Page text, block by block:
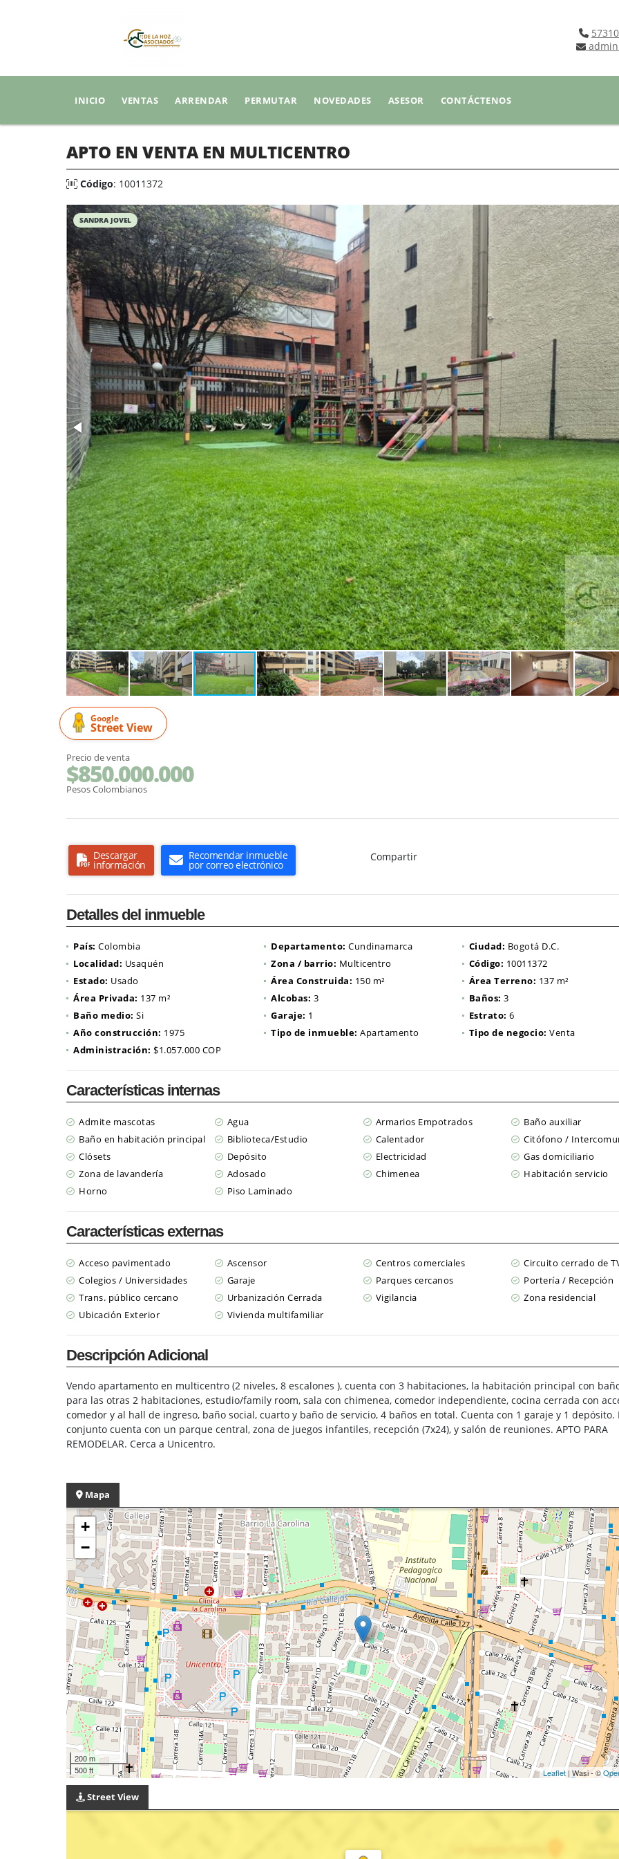
INICIO VENTAS ARRENDAR PERMUTAR NOVEDADES ASESOR CONTÁCTENOS
APTO EN VENTA EN MULTICENTRO
Código: 10011372
SANDRA JOVEL
Google
Street View
Precio de venta
$850.000.000
Pesos Colombianos
Descargar
información
Recomendar inmueble
por correo electrónico
Compartir
Detalles del inmueble
País: Colombia Departamento: Cundinamarca Ciudad: Bogotá D.C.
Localidad: Usaquén Zona / barrio: Multicentro Código: 10011372
Estado: Usado Área Construida: 150 m² Área Terreno: 137 m²
Área Privada: 137 m² Alcobas: 3 Baños: 3
Baño medio: Si Garaje: 1 Estrato: 6
Año construcción: 1975 Tipo de inmueble: Apartamento Tipo de negocio: Venta
Administración: $1.057.000 COP
Características internas
Admite mascotas Agua Armarios Empotrados
Baño auxiliar
Baño en habitación principal
Biblioteca/Estudio Calentador
Citófono /
Clósets
Depósito Electricidad
Gas domiciliario
Zona de lavandería
Adosado Chimenea
Habitación servicio
Horno
Piso Laminado
Características externas
Acceso pavimentado Ascensor Centros comerciales
Circuito cerrado de
Colegios / Universidades
Garaje Parques cercanos
Portería / Recepción
Trans. público cercano
Urbanización Cerrada Vigilancia
Zona residencial
Ubicación Exterior
Vivienda multifamiliar
Descripción Adicional
Vendo apartamento en multicentro (2 niveles, 8 escalones ), cuenta con 3 habitaciones, la habitación principal con
para las otras 2 habitaciones, estudio/family room, sala con chimenea, comedor independiente, cocina cerrada con
comedor y al hall de ingreso, baño social, cuarto y baño de servicio, 4 baños en total. Cuenta con 1 garaje y 1 depósito.
conjunto cuenta con un parque central, zona de juegos infantiles, recepción (7x24), y salón de reuniones. APTO PARA
REMODELAR. Cerca a Unicentro.
Mapa
+
−
200 m
500 ft
Leaflet | Wasi - ©
Street View